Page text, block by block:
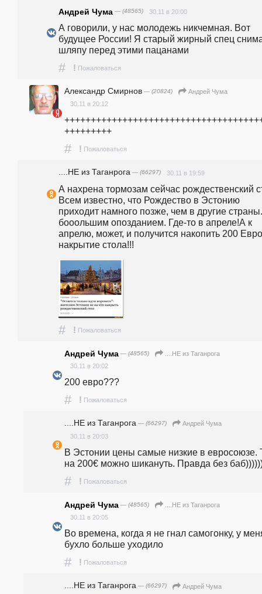
Андрей Чума — (48565) 30.11 в 20:00
А говорили, у нас молодежь никчемная. Вот
будущее России! Я старый жирный спец
шляпу перед этими пацанами
# ! Пожаловаться
Александр Смирнов — (20824)
Андрей Чума
30.11 в 20:12
+++++++++
# ! Пожаловаться
....НЕ из Таганрога — (66297) 30.11 в 19:59
А нахрена тормозам сейчас рождественский
Всем известно, что Рождество в Эстонию
приходит намного позже, чем в другие
бооольшим опозданием. Где-то в апреле!А к
апрелю, может, и получится накопить 200
накрытие стола!!!
# ! Пожаловаться
Андрей Чума — (48565)
....НЕ из Таганрога
30.11 в 20:02
200 евро???
# ! Пожаловаться
....НЕ из Таганрога — (66297)
Андрей Чума
30.11 в 20:03
В Эстонии цены самые низкие в евросоюзе.
на 200€ можно шикануть. Правда без
# ! Пожаловаться
Андрей Чума — (48565)
....НЕ из Таганрога
30.11 в 20:05
Во времена, когда я не гнал самогонку, у
бухло больше уходило
# ! Пожаловаться
....НЕ из Таганрога — (66297)
Андрей Чума